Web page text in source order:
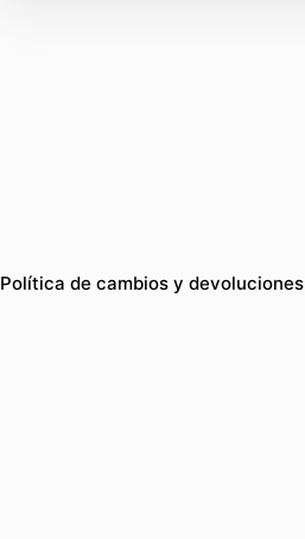
Política de cambios y devoluciones